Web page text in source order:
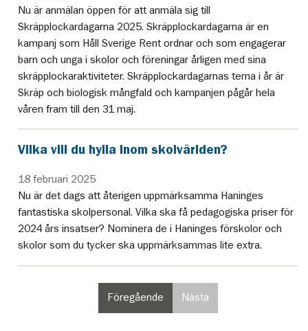
Nu är anmälan öppen för att anmäla sig till
Skräpplockardagarna 2025. Skräpplockardagarna är en
kampanj som Håll Sverige Rent ordnar och som engagerar
barn och unga i skolor och föreningar årligen med sina
skräpplockaraktiviteter. Skräpplockardagarnas tema i år är
Skräp och biologisk mångfald och kampanjen pågår hela
våren fram till den 31 maj.
Vilka vill du hylla inom skolvärlden?
18 februari 2025
Nu är det dags att återigen uppmärksamma Haninges
fantastiska skolpersonal. Vilka ska få pedagogiska priser för
2024 års insatser? Nominera de i Haninges förskolor och
skolor som du tycker ska uppmärksammas lite extra.
Föregående
sida
i
Nästa
sida
i